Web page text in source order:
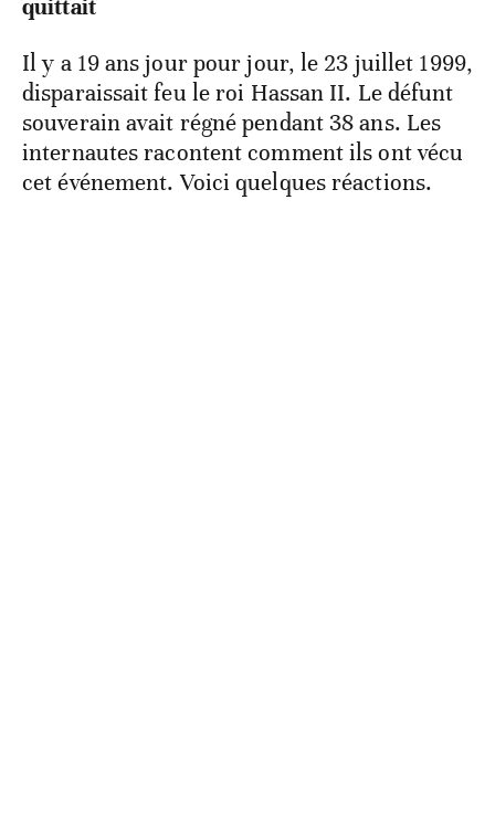
quittait
Il y a 19 ans jour pour jour, le 23 juillet 1999,
disparaissait feu le roi Hassan II. Le défunt
souverain avait régné pendant 38 ans. Les
internautes racontent comment ils ont vécu
cet événement. Voici quelques réactions.